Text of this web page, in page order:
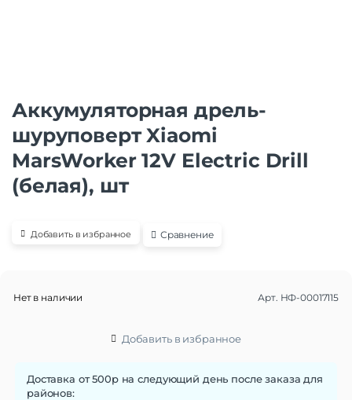
Аккумуляторная дрель-
шуруповерт Xiaomi
MarsWorker 12V Electric Drill
(белая), шт
Добавить в избранное Сравнение
Нет в наличии Арт. НФ-00017115
Добавить в избранное
Доставка от 500р на следующий день после заказа для
районов: